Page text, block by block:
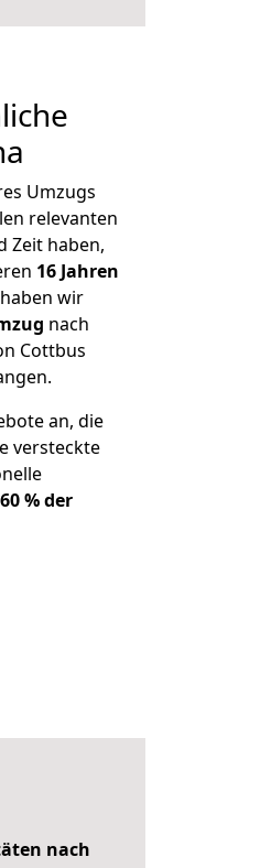
Umzugs
relevanten
Zeit haben,
16 Jahren
wir
nach
Cottbus
an, die
versteckte
% der
nach